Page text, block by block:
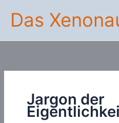
Inhalt
springen
Das
Jargon der